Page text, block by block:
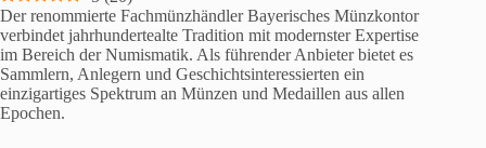
Der renommierte Fachmünzhändler Bayerisches Münzkontor
verbindet jahrhundertealte Tradition mit modernster Expertise
im Bereich der Numismatik. Als führender Anbieter bietet es
Sammlern, Anlegern und Geschichtsinteressierten ein
einzigartiges Spektrum an Münzen und Medaillen aus allen
Epochen.